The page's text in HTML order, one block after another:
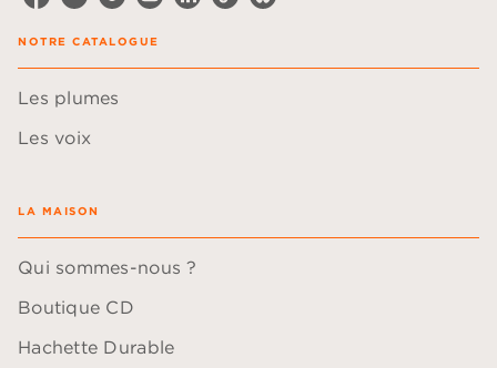
NOTRE CATALOGUE
Les plumes
Les voix
LA MAISON
Qui sommes-nous ?
Boutique CD
Hachette Durable